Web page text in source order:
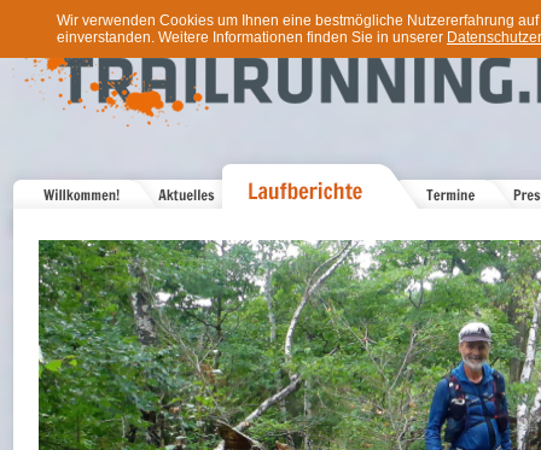
Wir verwenden Cookies um Ihnen eine bestmögliche Nutzererfahrung
einverstanden. Weitere Informationen finden Sie in unserer